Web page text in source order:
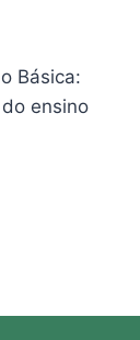
Básica:
ensino